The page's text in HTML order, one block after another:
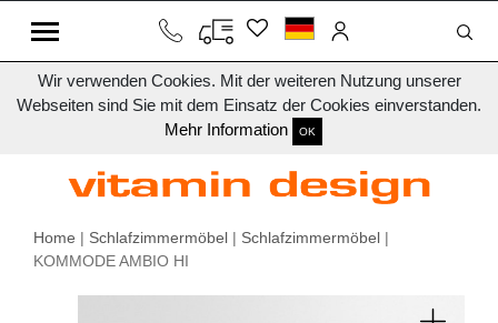
Wir verwenden Cookies. Mit der weiteren Nutzung unserer
Webseiten sind Sie mit dem Einsatz der Cookies einverstanden.
Mehr Information
OK
Home | Schlafzimmermöbel | Schlafzimmermöbel |
KOMMODE AMBIO HI